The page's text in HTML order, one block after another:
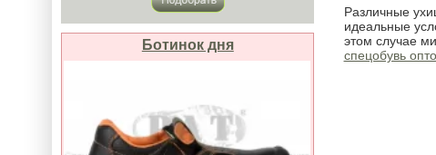
Ботинок дня
Различные
идеальные
этом случае
спецобувь